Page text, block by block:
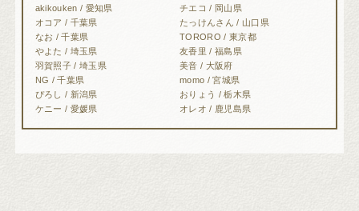
akikouken / 愛知県
チエコ / 岡山県
オコア / 千葉県
たっけんさん / 山口県
なお / 千葉県
TORORO / 東京都
やよた / 埼玉県
友香里 / 福島県
羽賀照子 / 埼玉県
美音 / 大阪府
NG / 千葉県
momo / 宮城県
ぴろし / 新潟県
おりょう / 栃木県
ケニー / 愛媛県
オレオ / 鹿児島県